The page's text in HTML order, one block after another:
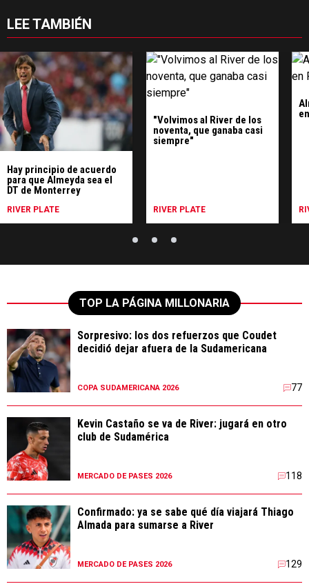
LEE TAMBIÉN
Hay principio de acuerdo
para que Almeyda sea el
DT de Monterrey
RIVER PLATE
"Volvimos al River de los
noventa, que ganaba casi
siempre"
RIVER PLATE
TOP LA PÁGINA MILLONARIA
Sorpresivo: los dos refuerzos que Coudet
decidió dejar afuera de la Sudamericana
COPA SUDAMERICANA 2026 77
Kevin Castaño se va de River: jugará en otro
club de Sudamérica
MERCADO DE PASES 2026 118
Confirmado: ya se sabe qué día viajará Thiago
Almada para sumarse a River
MERCADO DE PASES 2026 129